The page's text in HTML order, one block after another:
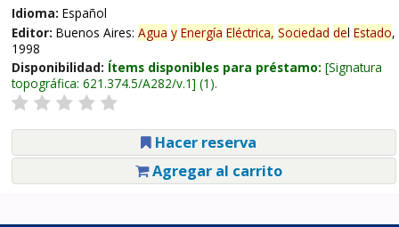
Idioma: Español
Editor: Buenos Aires: Agua y Energía Eléctrica, Sociedad del Estado,
1998
Disponibilidad: Ítems disponibles para préstamo: Signatura
topográfica: 621.374.5/A282/v.1 (1).
Hacer reserva
Agregar al carrito